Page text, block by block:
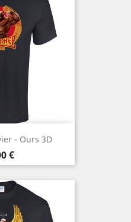
- Ours 3D
€